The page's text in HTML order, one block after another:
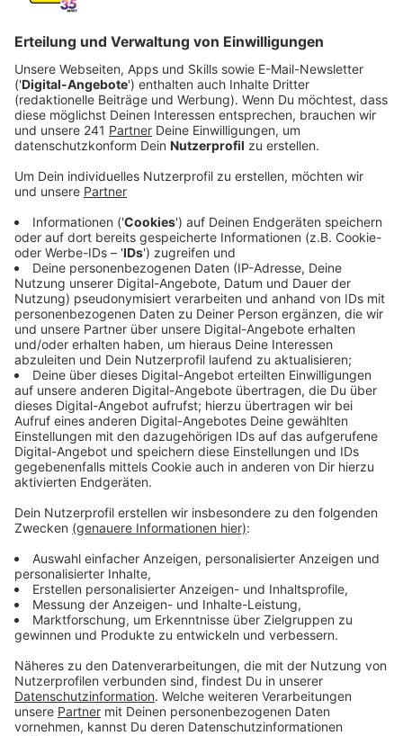
Anzeige
Der Bahnhof Leverkusen Mitte soll ein neues,
modernes Bahnhofsgebäude erhalten. Die Planungen
dafür kommen langsam voran. Bis Ende des Jahres
2024 soll ein konkreter Entwurf stehen.
Vier Architektenvorschläge im Rennen
Anzeige
Vier Vorschläge von Architekten hat die
Stadtteilentwicklungsgesellschaft ausgezeichnet.
Welcher es wird, soll bis Ende November 2024
entschieden werden. Fest steht schon: Das neue
Bahnhofsquartier wird Platz für Büros und Läden
bieten. Außerdem soll es wieder ein Reisezentrum mit
persönlicher Beratung geben. Neben dem
Bahnhofsgebäude soll ein Fahrradparkhaus entstehen,
ähnlich wie in Opladen.
Die Stadt will das Quartier selbst bauen. Wie die
Gesellschaft auf Nachfrage berichtet, wird es
wahrscheinlich über einen Kredit finanziert.
Weitere Meldungen aus Leverkusen